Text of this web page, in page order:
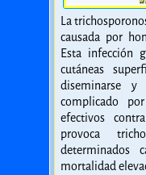
La
causada por
Esta infección
cutáneas
diseminarse
complicado
efectivos
provoca
determinados
mortalidad